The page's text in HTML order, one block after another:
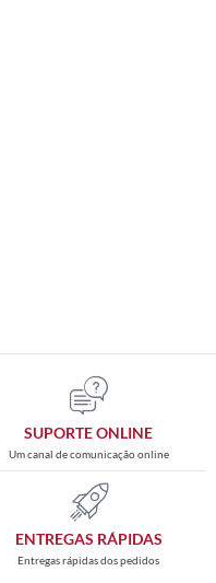
SUPORTE ONLINE
Um canal de comunicação online
ENTREGAS RÁPIDAS
Entregas rápidas dos pedidos